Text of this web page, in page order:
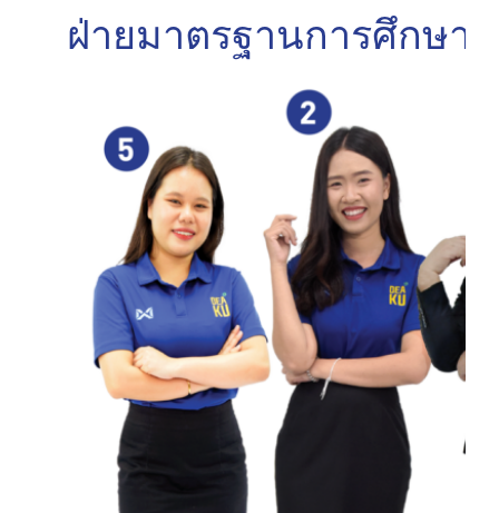
ฝ่ายมาตรฐานการศึกษา